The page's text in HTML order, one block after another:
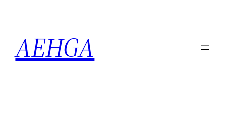
contenido
AEHGA